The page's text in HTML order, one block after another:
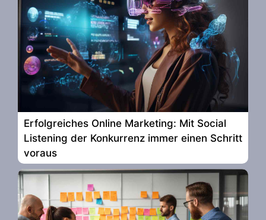
Erfolgreiches Online Marketing: Mit Social
Listening der Konkurrenz immer einen Schritt
voraus